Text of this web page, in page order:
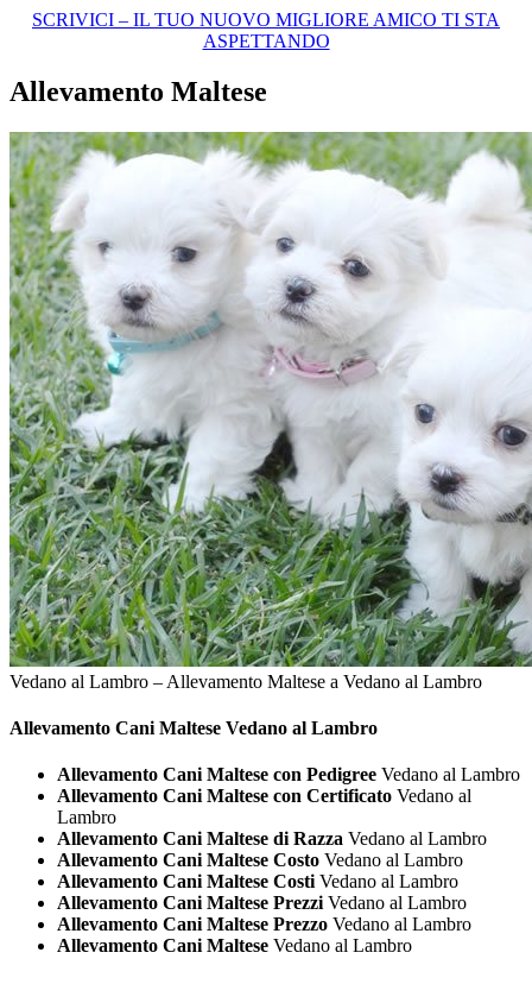
SCRIVICI – IL TUO NUOVO MIGLIORE AMICO TI STA
ASPETTANDO
Allevamento Maltese
Vedano al Lambro – Allevamento Maltese a Vedano al Lambro
Allevamento Cani Maltese Vedano al Lambro
Allevamento Cani Maltese con Pedigree Vedano al Lambro
Allevamento Cani Maltese con Certificato Vedano al
Lambro
Allevamento Cani Maltese di Razza Vedano al Lambro
Allevamento Cani Maltese Costo Vedano al Lambro
Allevamento Cani Maltese Costi Vedano al Lambro
Allevamento Cani Maltese Prezzi Vedano al Lambro
Allevamento Cani Maltese Prezzo Vedano al Lambro
Allevamento Cani Maltese Vedano al Lambro